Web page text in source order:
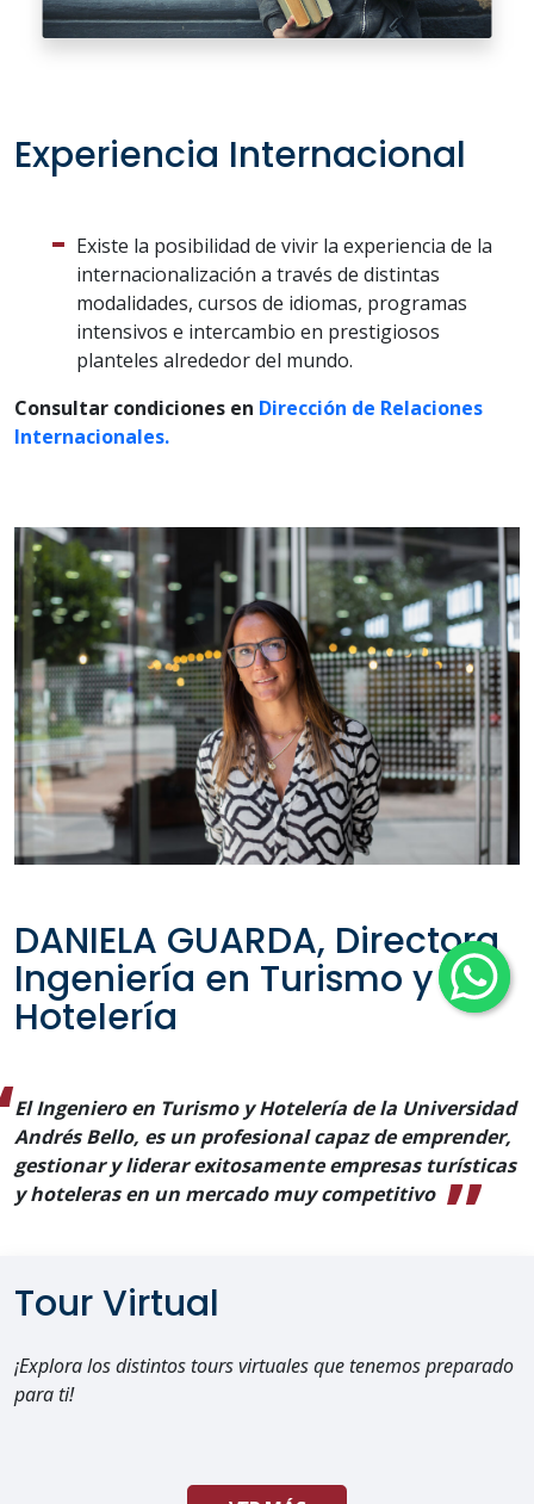
Experiencia Internacional
Existe la posibilidad de vivir la experiencia de la
internacionalización a través de distintas
modalidades, cursos de idiomas, programas
intensivos e intercambio en prestigiosos
planteles alrededor del mundo.
Consultar condiciones en Dirección de Relaciones
Internacionales.
DANIELA GUARDA, Directora
Ingeniería en Turismo y
Hotelería
El Ingeniero en Turismo y Hotelería de la Universidad
Andrés Bello, es un profesional capaz de emprender,
gestionar y liderar exitosamente empresas turísticas
y hoteleras en un mercado muy competitivo
Tour Virtual
¡Explora los distintos tours virtuales que tenemos preparado
para ti!